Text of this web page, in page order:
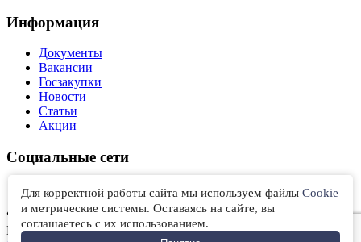
Для корректной работы сайта мы используем файлы Cookie
и метрические системы. Оставаясь на сайте, вы
соглашаетесь с их использованием.
Информация
Документы
Вакансии
Госзакупки
Новости
Статьи
Акции
Социальные сети
Вконтакте
“РОССТРАНСЭКСПЕДИЦИЯ” © 2012‑2026 Санкт-
Петербург |Политика конфиденциальности|